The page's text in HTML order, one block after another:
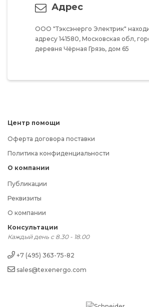
Адрес
ООО "Тэксэнерго Электрик"
адресу 141580, Московская обл,
деревня Чёрная Грязь, дом 65
Центр помощи
Оферта договора поставки
Политика конфиденциальности
О компании
Публикации
Реквизиты
О компании
Консультации
Каждый день с 8.30 - 18.00
+7 (495) 363-75-82
sales@texenergo.com